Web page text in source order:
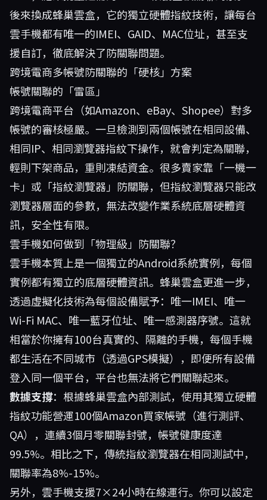
後來換成蜂巢雲盒，它的獨立硬體指紋技術，讓每台
雲手機都有唯一的IMEI、GAID、MAC位址，甚至支
援自訂，徹底解決了防關聯問題。
跨境電商多帳號防關聯的「硬核」方案
帳號關聯的「雷區」
跨境電商平台（如Amazon、eBay、Shopee）對多
帳號的審核極嚴。一旦檢測到兩個帳號在相同設備、
相同IP、相同瀏覽器指紋下操作，就會判定為關聯，
輕則下架商品，重則凍結資金。很多賣家靠「一機一
卡」或「指紋瀏覽器」防關聯，但指紋瀏覽器只能改
瀏覽器層面的參數，無法改變作業系統底層硬體資
訊，安全性有限。
雲手機如何做到「物理級」防關聯？
雲手機本質上是一個獨立的Android系統實例，每個
實例都有獨立的底層硬體資訊。蜂巢雲盒更進一步，
透過虛擬化技術為每個設備賦予：唯一IMEI、唯一
Wi-Fi MAC、唯一藍牙位址、唯一感測器序號。這就
相當於你擁有100台真實的、隔離的手機，每個手機
都生活在不同城市（透過GPS模擬），即便所有設備
登入同一個平台，平台也無法將它們關聯起來。
數據支撐：根據蜂巢雲盒內部測試，使用其獨立硬體
指紋功能營運100個Amazon買家帳號（進行測評、
QA），連續3個月零關聯封號，帳號健康度達
99.5%。相比之下，傳統指紋瀏覽器在相同測試中，
關聯率為8%-15%。
另外，雲手機支援7×24小時在線運行。你可以設定